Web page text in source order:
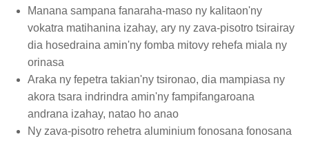
Manana sampana fanaraha-maso ny kalitaon'ny
vokatra matihanina izahay, ary ny zava-pisotro tsirairay
dia hosedraina amin'ny fomba mitovy rehefa miala ny
orinasa
Araka ny fepetra takian'ny tsironao, dia mampiasa ny
akora tsara indrindra amin'ny fampifangaroana
andrana izahay, natao ho anao
Ny zava-pisotro rehetra aluminium fonosana fonosana